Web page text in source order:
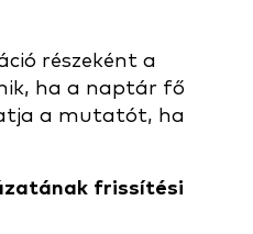
részeként a
ha a naptár fő
a mutatót, ha
frissítési